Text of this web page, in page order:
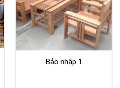
Bảo nhập 1